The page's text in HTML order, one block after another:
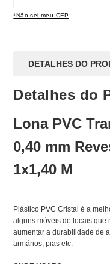
*Não sei meu CEP
DETALHES DO
Detalhes do
Lona PVC
0,40 mm
1x1,40 M
Plástico PVC Cristal é a
alguns móveis de locais que
aumentar a durabilidade de
armários, pias etc.